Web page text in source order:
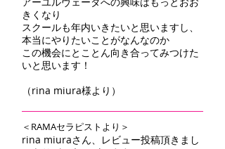
きくなり
スクールも年内いきたいと思いますし、
本当にやりたいことがなんなのか
この機会にとことん向き合ってみつけた
いと思います！
（rina miura様より）
＜RAMAセラピストより＞
rina miuraさん、レビュー投稿頂きまし